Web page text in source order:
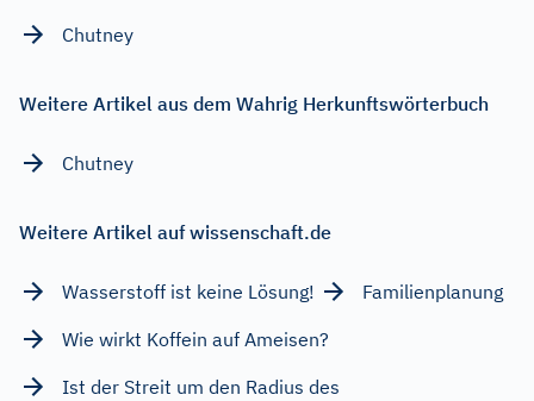
Chutney
Weitere Artikel aus dem Wahrig Herkunftswörterbuch
Chutney
Weitere Artikel auf wissenschaft.de
Wasserstoff ist keine Lösung!
Familienplanung
Wie wirkt Koffein auf Ameisen?
Ist der Streit um den Radius des